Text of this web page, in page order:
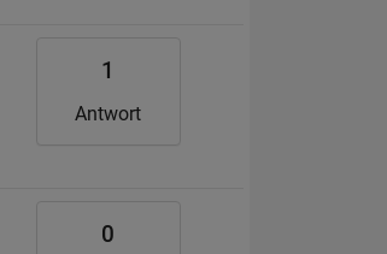
1
Antwort
0